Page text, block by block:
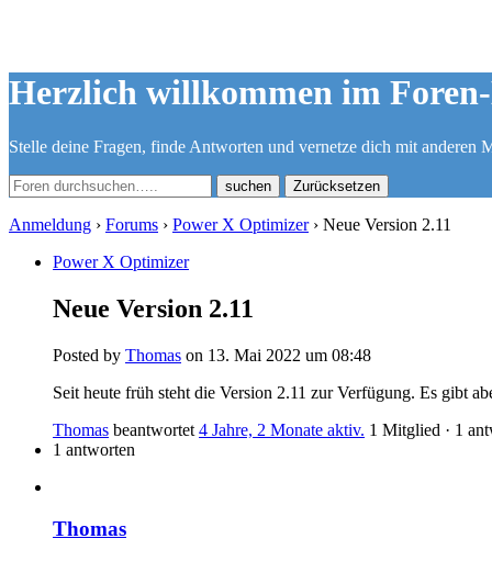
Herzlich willkommen im
Stelle deine Fragen, finde Antworten und vernetze dich mit anderen
Zurücksetzen
Anmeldung › Forums › Power X Optimizer › Neue Version 2.11
Power X Optimizer
Neue Version 2.11
Posted by Thomas on 13. Mai 2022 um 08:48
Seit heute früh steht die Version 2.11 zur Verfügung. Es gibt
Thomas beantwortet 4 Jahre, 2 Monate aktiv. 1 Mitglied · 1
1 antworten
Thomas